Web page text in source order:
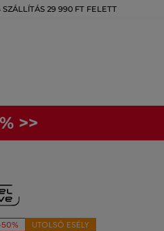
SZÁLLÍTÁS 29 990 FT FELETT
>>
50% UTOLSÓ ESÉLY